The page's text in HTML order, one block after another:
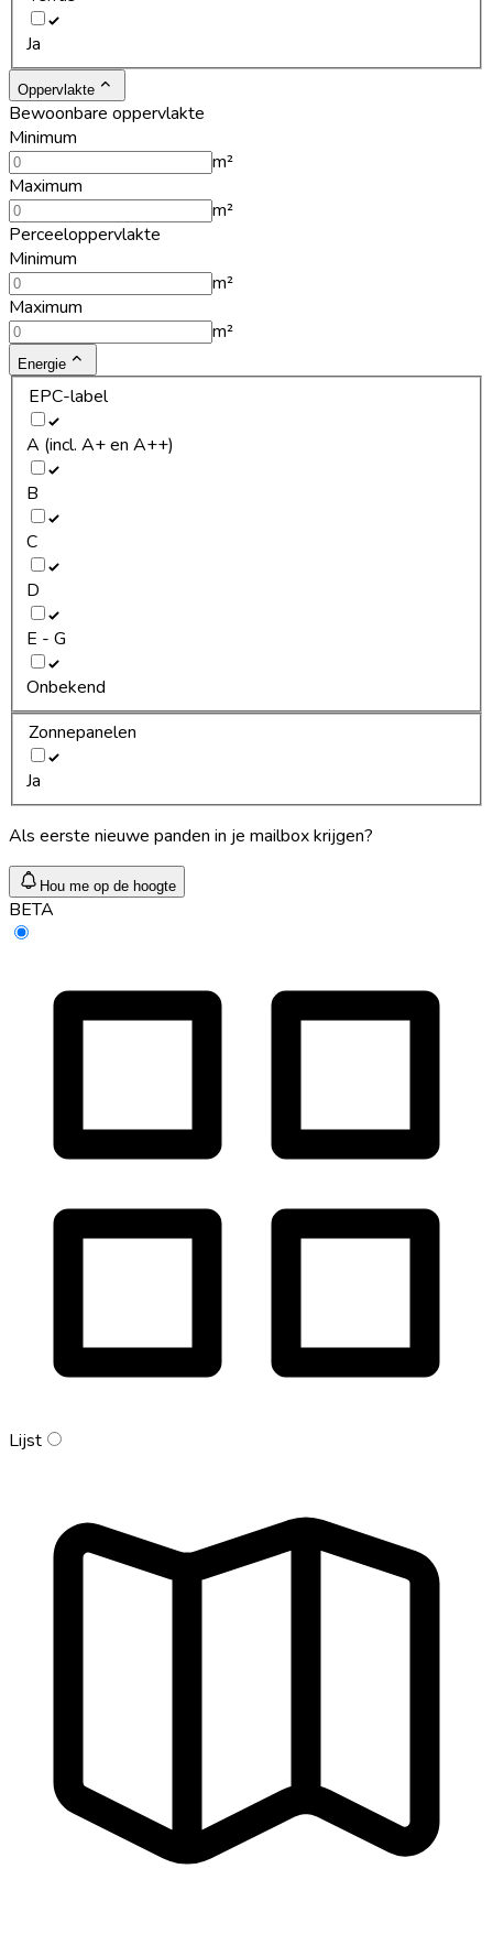
Ja
Oppervlakte
Bewoonbare oppervlakte
Minimum
m²
Maximum
m²
Perceeloppervlakte
Minimum
m²
Maximum
m²
Energie
EPC-label
A (incl. A+ en A++)
B
C
D
E - G
Onbekend
Zonnepanelen
Ja
Als eerste nieuwe panden in je mailbox krijgen?
Hou me op de hoogte
BETA
Lijst